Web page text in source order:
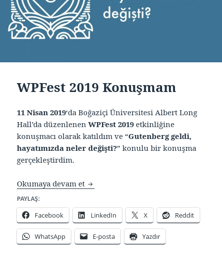
WPFest 2019 Konuşmam
11 Nisan 2019‘da Boğaziçi Üniversitesi Albert Long
Hall’da düzenlenenWPFest 2019 etkinliğine
konuşmacı olarak katıldım ve “Gutenberg geldi,
hayatımızda neler değişti?” konulu bir konuşma
gerçekleştirdim.
Okumaya devam et WPFest 2019 Konuşmam
PAYLAŞ:
Facebook LinkedIn X Reddit
WhatsApp E-posta Yazdır